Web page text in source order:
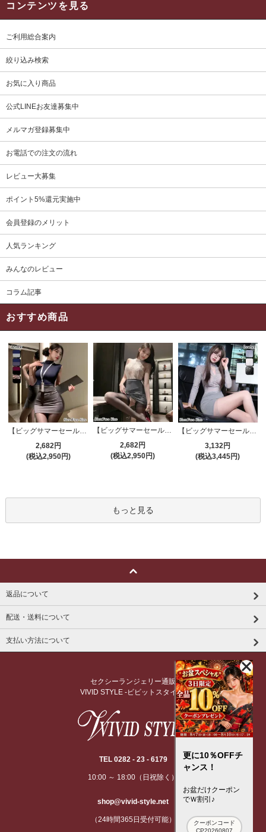
コンテンツを見る
ご利用総合案内
絞り込み検索
お気に入り商品
公式LINEお友達募集中
メルマガ登録募集中
お電話での注文の流れ
レビュー大募集
ポイント5%還元実施中
会員登録のメリット
人気ランキング
みんなのレビュー
コラム記事
おすすめ商品
【ビッグサマーセール対象品】セクシーコスプレ(SEXYCOSPLAY) 4421
2,682円
(税込2,950円)
【ビッグサマーセール対象品】セクシーコスプレ(SEXYCOSPLAY) 4191
2,682円
(税込2,950円)
【ビッグサマーセール対象品】セクシーコスプレ(SEXYCOSPLAY) 4173
3,132円
(税込3,445円)
もっと見る
返品について
配送・送料について
支払い方法について
セクシーランジェリー通販
VIVID STYLE -ビビットスタイル-
TEL 0282 - 23 - 6179
10:00 ～ 18:00（日祝除く）
shop@vivid-style.net
（24時間365日受付可能）
更に10％OFFチ
ャンス！
お盆だけクーポン
でＷ割引♪
クーポンコード
CP20260807